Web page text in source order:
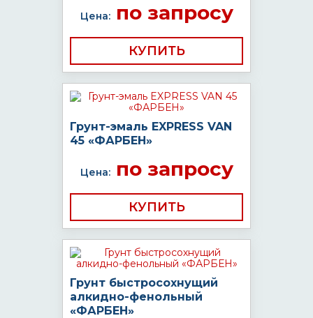
Цена:по запросу
КУПИТЬ
Грунт-эмаль EXPRESS VAN
45 «ФАРБЕН»
Цена:по запросу
КУПИТЬ
Грунт быстросохнущий
алкидно-фенольный
«ФАРБЕН»